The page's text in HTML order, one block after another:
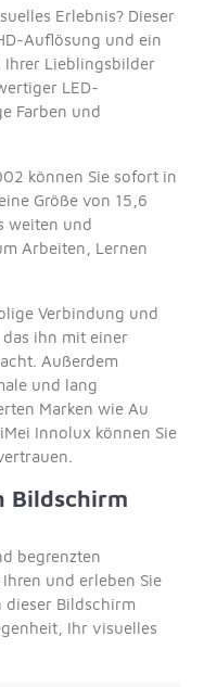
Erlebnis? Dieser
Auflösung und ein
Ihrer Lieblingsbilder
LED-
Farben und
können Sie sofort in
Größe von 15,6
weiten und
Arbeiten, Lernen
Verbindung und
ihn mit einer
Außerdem
und lang
Marken wie Au
Innolux können Sie
Bildschirm
begrenzten
und erleben Sie
dieser Bildschirm
Ihr visuelles